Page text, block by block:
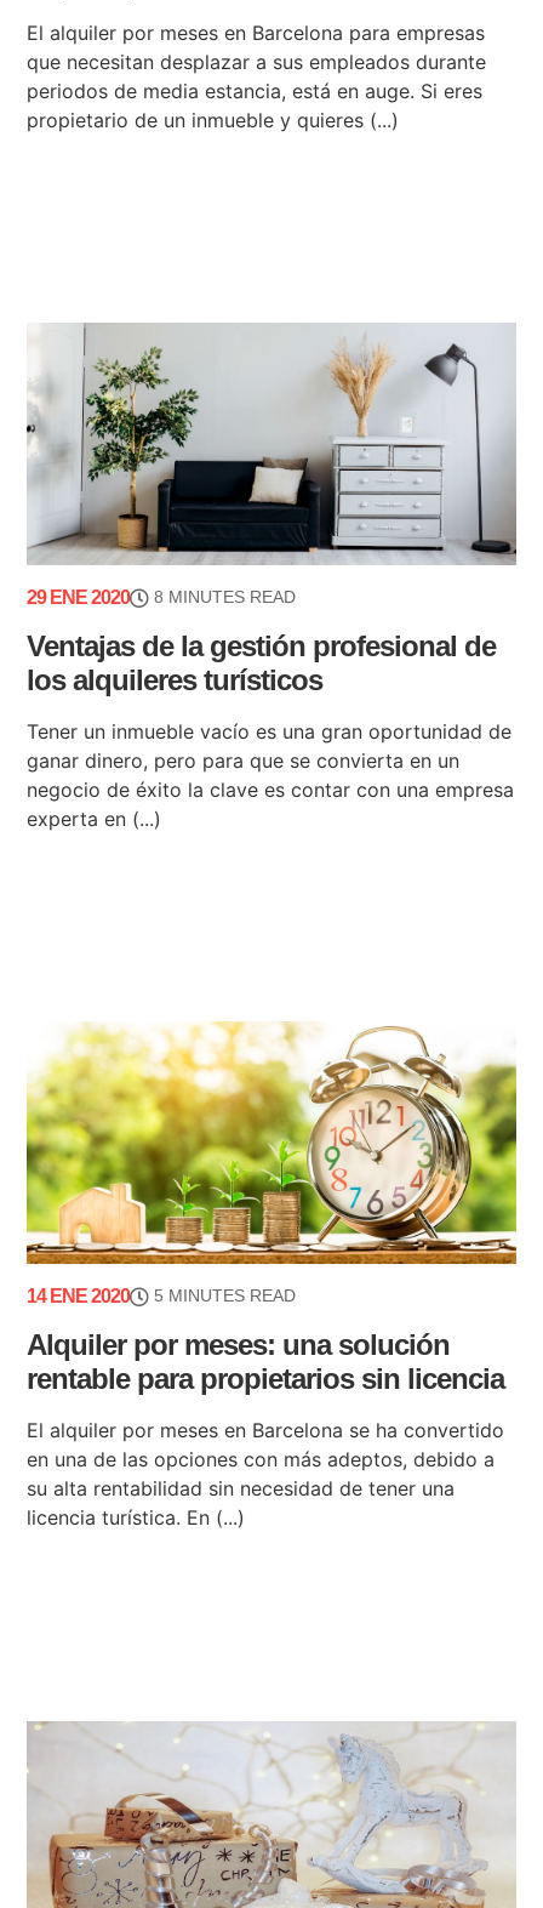
El alquiler por meses en Barcelona para empresas
que necesitan desplazar a sus empleados durante
periodos de media estancia, está en auge. Si eres
propietario de un inmueble y quieres (...)
29 ENE 2020 8 MINUTES READ
Ventajas de la gestión profesional de
los alquileres turísticos
Tener un inmueble vacío es una gran oportunidad de
ganar dinero, pero para que se convierta en un
negocio de éxito la clave es contar con una empresa
experta en (...)
14 ENE 2020 5 MINUTES READ
Alquiler por meses: una solución
rentable para propietarios sin licencia
El alquiler por meses en Barcelona se ha convertido
en una de las opciones con más adeptos, debido a
su alta rentabilidad sin necesidad de tener una
licencia turística. En (...)